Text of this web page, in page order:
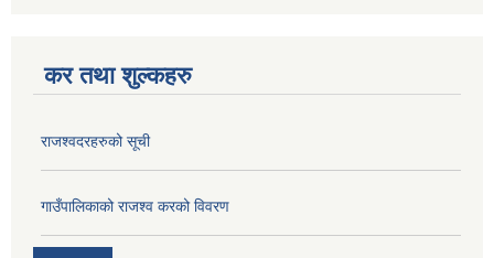
कर तथा शुल्कहरु
राजश्वदरहरुको सूची
गाउँपालिकाको राजश्व करको विवरण